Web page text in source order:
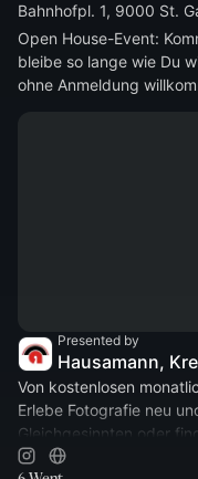
Bahnhofpl. 1, 9000 St.
Open House-Event:
bleibe so lange wie Du
ohne Anmeldung
Presented by
Hausamann,
Von kostenlosen
Erlebe Fotografie neu
Gleichgesinnten oder